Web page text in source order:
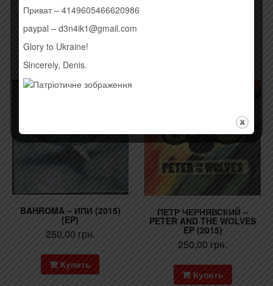
Купить
BAHROMA – ИПИ (2015)
(EP)
250,00 грн.
Купить
ПЕТР ЧЕРНЯВСКИЙ –
PETER AND THE WOLVES
EP (2015)
250,00 грн.
Купить
Приват – 4149605466620986
paypal – d3n4ik1@gmail.com
Glory to Ukraine!
Sincerely, Denis.